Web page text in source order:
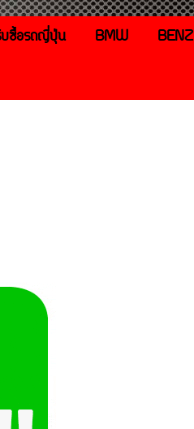
ซื้อรถญี่ปุ่น BMW BENZ